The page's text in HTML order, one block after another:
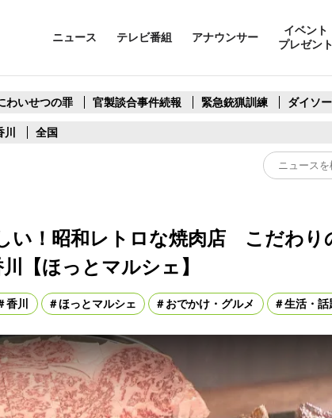
ニュース テレビ番組 アナウンサー
イベント
プレゼント
わいせつの罪 官製談合事件続報 緊急銃猟訓練 ダイソ
全国
い！昭和レトロな焼肉店 こだわり
【ほっとマルシェ】
香川 ほっとマルシェ おでかけ・グルメ 生活・話